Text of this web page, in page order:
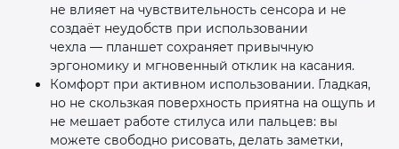
не влияет на чувствительность сенсора и не
создаёт неудобств при использовании
чехла — планшет сохраняет привычную
эргономику и мгновенный отклик на касания.
Комфорт при активном использовании. Гладкая,
но не скользкая поверхность приятна на ощупь и
не мешает работе стилуса или пальцев: вы
можете свободно рисовать, делать заметки,